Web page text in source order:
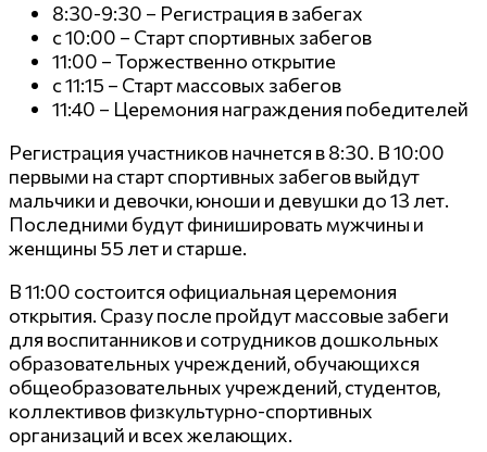
8:30-9:30 – Регистрация в забегах
с 10:00 – Старт спортивных забегов
11:00 – Торжественно открытие
с 11:15 – Старт массовых забегов
11:40 – Церемония награждения победителей
Регистрация участников начнется в 8:30. В 10:00
первыми на старт спортивных забегов выйдут
мальчики и девочки, юноши и девушки до 13 лет.
Последними будут финишировать мужчины и
женщины 55 лет и старше.
В 11:00 состоится официальная церемония
открытия. Сразу после пройдут массовые забеги
для воспитанников и сотрудников дошкольных
образовательных учреждений, обучающихся
общеобразовательных учреждений, студентов,
коллективов физкультурно-спортивных
организаций и всех желающих.